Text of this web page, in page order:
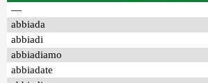
—
abbiada
abbiadi
abbiadiamo
abbiadate